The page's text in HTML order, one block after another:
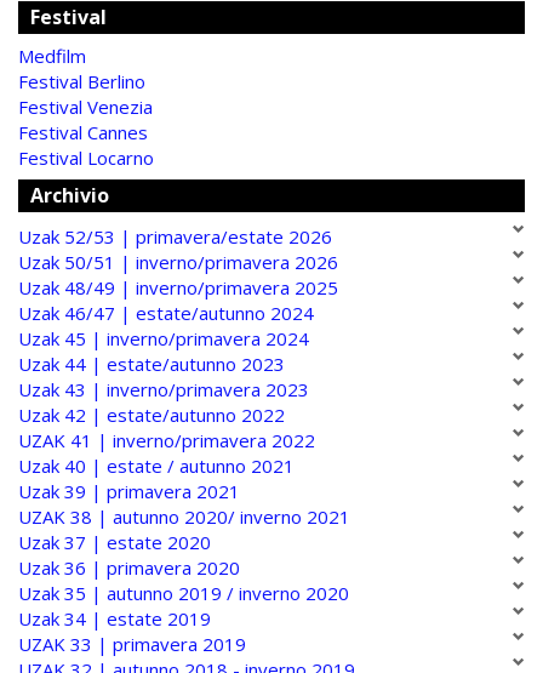
Festival
Medfilm
Festival Berlino
Festival Venezia
Festival Cannes
Festival Locarno
Archivio
Uzak 52/53 | primavera/estate 2026
Uzak 50/51 | inverno/primavera 2026
Uzak 48/49 | inverno/primavera 2025
Uzak 46/47 | estate/autunno 2024
Uzak 45 | inverno/primavera 2024
Uzak 44 | estate/autunno 2023
Uzak 43 | inverno/primavera 2023
Uzak 42 | estate/autunno 2022
UZAK 41 | inverno/primavera 2022
Uzak 40 | estate / autunno 2021
Uzak 39 | primavera 2021
UZAK 38 | autunno 2020/ inverno 2021
Uzak 37 | estate 2020
Uzak 36 | primavera 2020
Uzak 35 | autunno 2019 / inverno 2020
Uzak 34 | estate 2019
UZAK 33 | primavera 2019